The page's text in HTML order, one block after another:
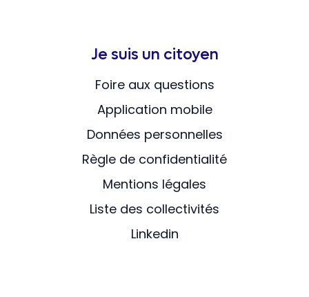
Je suis un citoyen
Foire aux questions
Application mobile
Données personnelles
Règle de confidentialité
Mentions légales
Liste des collectivités
Linkedin